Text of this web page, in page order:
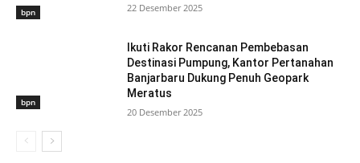
bpn 22 Desember 2025
bpn
Ikuti Rakor Rencanan Pembebasan
Destinasi Pumpung, Kantor Pertanahan
Banjarbaru Dukung Penuh Geopark
Meratus
20 Desember 2025